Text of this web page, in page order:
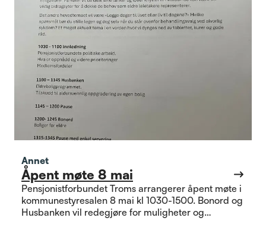
Annet
Åpent møte 8 mai
Pensjonistforbundet Troms arrangerer åpent møte i
kommunestyresalen 8 mai kl 1030-1500. Bonord og
Husbanken vil redegjøre for muligheter og